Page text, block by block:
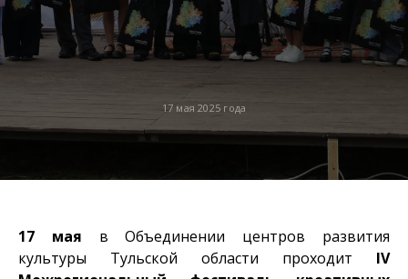
17 мая 2025 года
17 мая в Объединении центров развития
культуры Тульской области проходит IV